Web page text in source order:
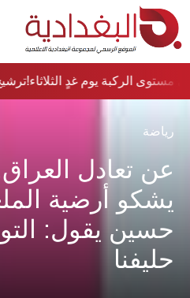
ترشيح يهين العقل والاخلاق والدولة…؟!مستوى الركبة يوم غدٍ الثلاثاء
رياضة
عن تعادل
يشكو أرضية
حسين يقول:
حليفنا